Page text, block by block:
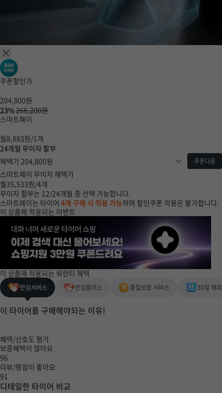
흡음재
타이어
쿠폰할인가
204,800원
23%266,200원
스마트페이
월8,883원/1개
24개월 무이자 할부
혜택가 204,800원 쿠폰다운
스마트페이 무이자 혜택가
월35,533원/4개
무이자 할부는 12/24개월 중 선택 가능합니다.
스마트페이는 타이어 4개 구매 시 적용 가능하며 할인쿠폰 적용은 불가합니다.
이 상품에 적용되는 이벤트
이 상품에 적용되는 워런티 혜택
안심서비스 안심플러스 품질보증 서비스 30일 해
이 타이어를 구매해야되는 이유!
혜택/선호도 평가
보증혜택이 많아요
96
리뷰/평점이 좋아요
91
디테일한 타이어 비교